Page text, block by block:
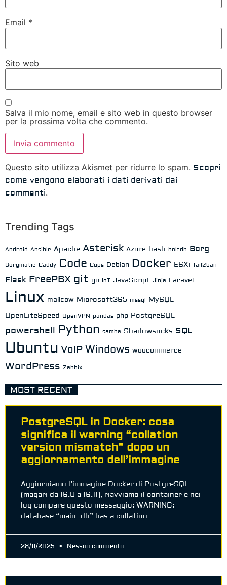
Email *
Sito web
Salva il mio nome, email e sito web in questo browser
per la prossima volta che commento.
Questo sito utilizza Akismet per ridurre lo spam. Scopri
come vengono elaborati i dati derivati dai
commenti.
Trending Tags
Android Ansible Apache Asterisk Azure bash boltdb Borg
Borgmatic Caddy Code Cups Debian Docker ESXi fail2ban
Flask FreePBX git go IoT JavaScript Jinja Laravel
Linux mailcow Microsoft365 mssql MySQL
OpenLiteSpeed OpenVPN pandas php PostgreSQL
powershell Python samba Shadowsocks SQL
Ubuntu VoIP Windows woocommerce
WordPress Zabbix
MOST RECENT
PostgreSQL in Docker: cosa
significa il warning “collation
version mismatch” dopo un
aggiornamento dell’immagine
Aggiorniamo l’immagine Docker di PostgreSQL
(magari da 16.0 a 16.11), riavviamo il container e nei
log compare questo messaggio: WARNING:
database “main_db” has a collation
28/11/2025 Nessun commento